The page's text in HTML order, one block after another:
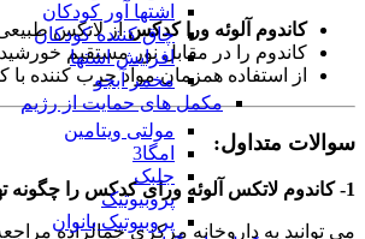
اشتها آور کودکان
چاق کننده کودکان
افزایش اشتها
مخمر آبجو
مکمل های حمایت از رژیم
مولتی ویتامین
امگا3
جلبک
پروبیوتیک
پروبیوتیک بانوان
کاندوم آلوئه ورا کدکساز لاتکس
کاندوم را در مقابل نور مستقیم خورشید
از استفاده همزمان مواد چرب کننده با
سوالات متداول:
1- کاندوم لاتکس آلوئه ورای کدکس را چگونه تهیه کنیم؟
می توانید به داروخانه مرکزی جمالزاده